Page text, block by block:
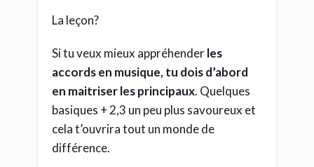
La leçon?
Si tu veux mieux appréhenderles
accords en musique, tu dois d’abord
en maitriser les principaux. Quelques
basiques + 2,3 un peu plus savoureux et
cela t’ouvrira tout un monde de
différence.